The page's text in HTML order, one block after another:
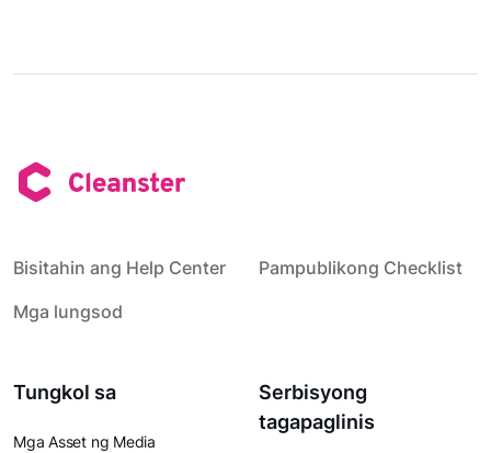
Bisitahin ang Help Center
Pampublikong Checklist
Mga lungsod
Tungkol sa
Mga Asset ng Media
Serbisyong
tagapaglinis